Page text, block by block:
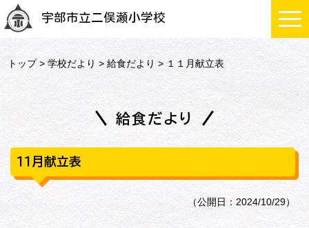
宇部市立二俣瀬小学校
トップ>学校だより >給食だより > １１月献立表
給食だより
１１月献立表
（公開日：2024/10/29）